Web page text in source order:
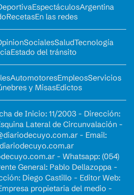
EspectáculosArgentina
RecetasEn las redes
SocialesSaludTecnología
Estado del tránsito
AutomotoresEmpleosServicios
y MisasEdictos
de Inicio: 11/2003 - Dirección:
Lateral de Circunvalación -
- Email:
- Whatsapp: (054)
General: Pablo Dellazoppa -
Diego Castillo - Editor Web:
propietaria del medio -